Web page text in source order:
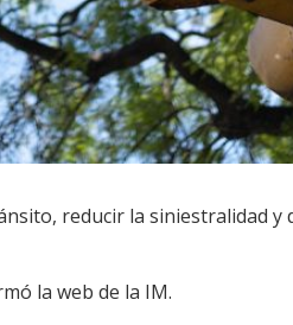
reducir la siniestralidad y
la web de la IM.